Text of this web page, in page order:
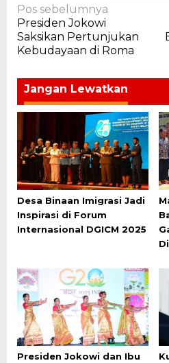
Navigasi
pos
Pos sebelumnya
Presiden Jokowi
Saksikan Pertunjukan
Kebudayaan di Roma
Jangan Lewatkan
Desa Binaan Imigrasi Jadi
Inspirasi di Forum
Internasional DGICM 2025
Presiden Jokowi dan Ibu